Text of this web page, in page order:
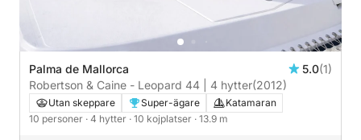
Palma de Mallorca 5.0(1)
Robertson & Caine - Leopard 44 | 4 hytter(2012)
Utan skeppare Super-ägare
Katamaran
10 personer · 4 hytter · 10 kojplatser · 13.9 m